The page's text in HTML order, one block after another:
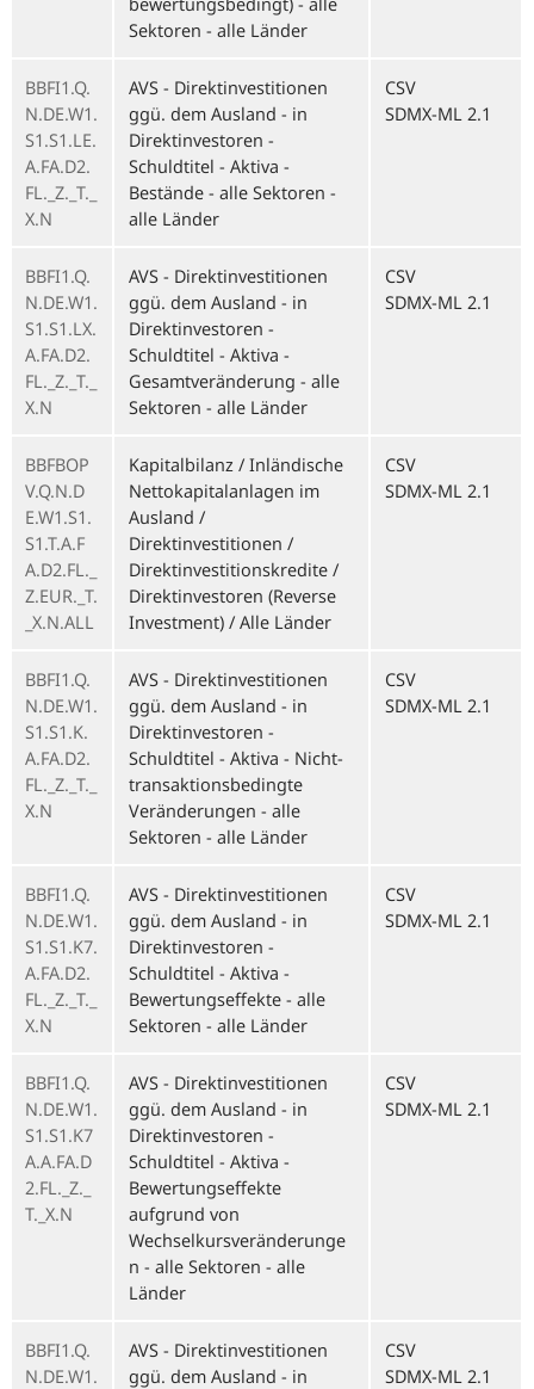
Sektoren - alle Länder
BBFI1.Q.
N.DE.W1.
S1.S1.LE.
A.FA.D2.
FL._Z._T._
X.N
AVS - Direktinvestitionen
ggü. dem Ausland - in
Direktinvestoren -
Schuldtitel - Aktiva -
Bestände - alle Sektoren -
alle Länder
CSV
SDMX-ML 2.1
BBFI1.Q.
N.DE.W1.
S1.S1.LX.
A.FA.D2.
FL._Z._T._
X.N
AVS - Direktinvestitionen
ggü. dem Ausland - in
Direktinvestoren -
Schuldtitel - Aktiva -
Gesamtveränderung - alle
Sektoren - alle Länder
CSV
SDMX-ML 2.1
BBFBOP
V.Q.N.D
E.W1.S1.
S1.T.A.F
A.D2.FL._
Z.EUR._T.
_X.N.ALL
Kapitalbilanz / Inländische
Nettokapitalanlagen im
Ausland /
Direktinvestitionen /
Direktinvestitionskredite /
Direktinvestoren (Reverse
Investment) / Alle Länder
CSV
SDMX-ML 2.1
BBFI1.Q.
N.DE.W1.
S1.S1.K.
A.FA.D2.
FL._Z._T._
X.N
AVS - Direktinvestitionen
ggü. dem Ausland - in
Direktinvestoren -
Schuldtitel - Aktiva - Nicht-
transaktionsbedingte
Veränderungen - alle
Sektoren - alle Länder
CSV
SDMX-ML 2.1
BBFI1.Q.
N.DE.W1.
S1.S1.K7.
A.FA.D2.
FL._Z._T._
X.N
AVS - Direktinvestitionen
ggü. dem Ausland - in
Direktinvestoren -
Schuldtitel - Aktiva -
Bewertungseffekte - alle
Sektoren - alle Länder
CSV
SDMX-ML 2.1
BBFI1.Q.
N.DE.W1.
S1.S1.K7
A.A.FA.D
2.FL._Z._
T._X.N
AVS - Direktinvestitionen
ggü. dem Ausland - in
Direktinvestoren -
Schuldtitel - Aktiva -
Bewertungseffekte
aufgrund von
Wechselkursveränderunge
n - alle Sektoren - alle
Länder
CSV
SDMX-ML 2.1
BBFI1.Q.
N.DE.W1.
AVS - Direktinvestitionen
ggü. dem Ausland - in
CSV
SDMX-ML 2.1